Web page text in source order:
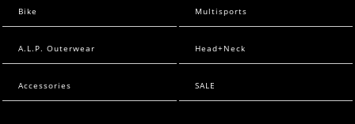
Women
Women Sweats
Bike
Bike Multisports
A.L.P. Outerwear Head+Neck
Accessories SALE